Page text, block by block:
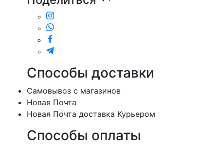
Способы доставки
Cамовывоз с магазинов
Новая Почта
Новая Почта доставка Курьером
Способы оплаты